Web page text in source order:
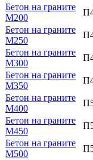
Бетон на граните
М200
Бетон на граните
М250
Бетон на граните
М300
Бетон на граните
М350
Бетон на граните
М400
Бетон на граните
М450
Бетон на граните
М500